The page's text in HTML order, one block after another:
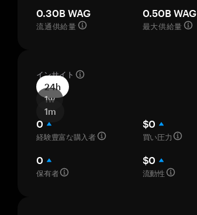
0.30B WAG
流通供給量
0.50B WAG
最大供給量
インサイト
24h
1w
1m
0
経験豊富な購入者
$0
買い圧力
0
保有者
$0
流動性